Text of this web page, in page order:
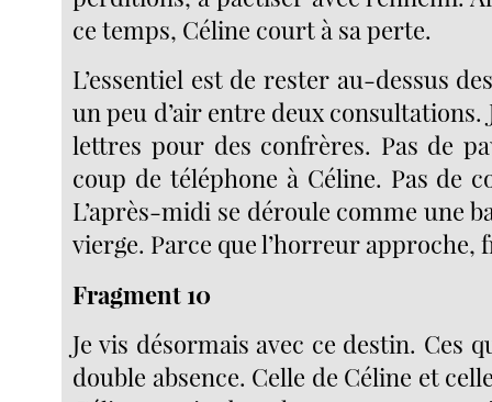
ce temps, Céline court à sa perte.
L’essentiel est de rester au-dessus
un peu d’air entre deux consultations.
lettres pour des confrères. Pas de
coup de téléphone à Céline. Pas de
L’après-midi se déroule comme une
vierge. Parce que l’horreur approche,
Fragment 10
Je vis désormais avec ce destin. Ces
double absence. Celle de Céline et